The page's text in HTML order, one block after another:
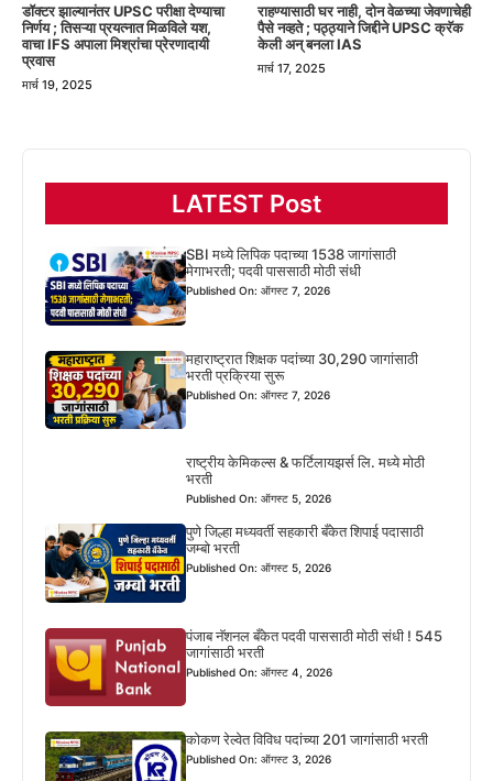
डॉक्टर झाल्यानंतर UPSC परीक्षा देण्याचा
निर्णय ; तिसऱ्या प्रयत्नात मिळविले यश,
वाचा IFS अपाला मिश्रांचा प्रेरणादायी
प्रवास
मार्च 19, 2025
राहण्यासाठी घर नाही, दोन वेळच्या जेवणाचेही
पैसे नव्हते ; पठ्ठ्याने जिद्दीने UPSC क्रॅक
केली अन् बनला IAS
मार्च 17, 2025
LATEST Post
SBI मध्ये लिपिक पदाच्या 1538 जागांसाठी
मेगाभरती; पदवी पाससाठी मोठी संधी
Published On: ऑगस्ट 7, 2026
महाराष्ट्रात शिक्षक पदांच्या 30,290 जागांसाठी
भरती प्रक्रिया सुरू
Published On: ऑगस्ट 7, 2026
राष्ट्रीय केमिकल्स & फर्टिलायझर्स लि. मध्ये मोठी
भरती
Published On: ऑगस्ट 5, 2026
पुणे जिल्हा मध्यवर्ती सहकारी बँकेत शिपाई पदासाठी
जम्बो भरती
Published On: ऑगस्ट 5, 2026
पंजाब नॅशनल बँकेत पदवी पाससाठी मोठी संधी ! 545
जागांसाठी भरती
Published On: ऑगस्ट 4, 2026
कोकण रेल्वेत विविध पदांच्या 201 जागांसाठी भरती
Published On: ऑगस्ट 3, 2026